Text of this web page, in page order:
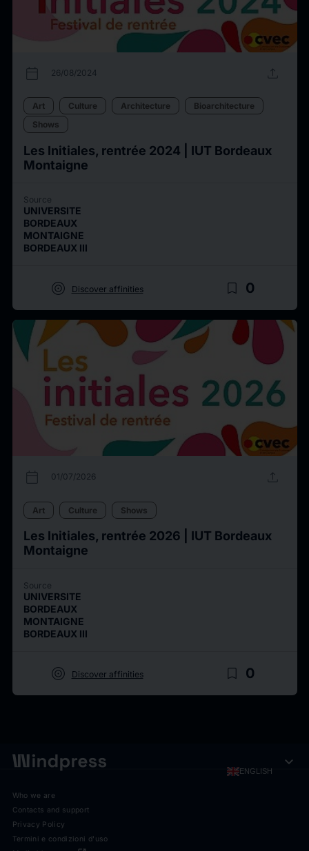
calendar_today 26/08/2024 upload
Art Culture Architecture
Bioarchitecture
Shows
Les Initiales, rentrée 2024 | IUT Bordeaux
Montaigne
Source
UNIVERSITE
BORDEAUX
MONTAIGNE
BORDEAUX III
target Discover affinities bookmark_border 0
calendar_today 01/07/2026 upload
Art Culture Shows
Les Initiales, rentrée 2026 | IUT Bordeaux
Montaigne
Source
UNIVERSITE
BORDEAUX
MONTAIGNE
BORDEAUX III
target Discover affinities bookmark_border 0
ENGLISH expand_more
Who we are
Contacts and support
Privacy Policy
Termini e condizioni d'uso